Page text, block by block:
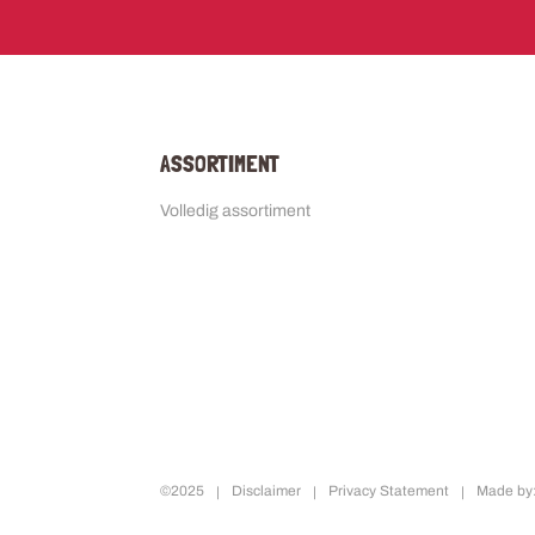
ASSORTIMENT
Volledig assortiment
©2025 Disclaimer Privacy Statement Made